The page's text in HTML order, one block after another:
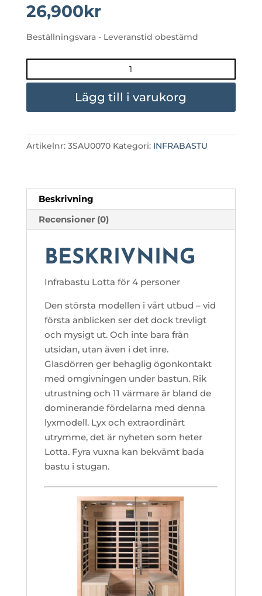
26,900kr
Beställningsvara - Leveranstid obestämd
LOTTA
Lägg till i varukorg
Artikelnr: 3SAU0070 Kategori: INFRABASTU
Beskrivning
Recensioner (0)
BESKRIVNING
Infrabastu Lotta för 4 personer
Den största modellen i vårt utbud – vid
första anblicken ser det dock trevligt
och mysigt ut. Och inte bara från
utsidan, utan även i det inre.
Glasdörren ger behaglig ögonkontakt
med omgivningen under bastun. Rik
utrustning och 11 värmare är bland de
dominerande fördelarna med denna
lyxmodell. Lyx och extraordinärt
utrymme, det är nyheten som heter
Lotta. Fyra vuxna kan bekvämt bada
bastu i stugan.